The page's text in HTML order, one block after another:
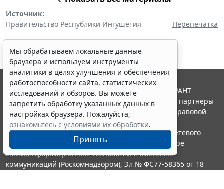
Источник:
Правительство Республики Ингушетия
Перепечатка
Мы обрабатываем локальные данные
браузера и используем инструменты
аналитики в целях улучшения и обеспечения
работоспособности сайта, статистических
исследований и обзоров. Вы можете
запретить обработку указанных данных в
настройках браузера. Пожалуйста,
ознакомьтесь с условиями их обработки.
Принять
© ООО "НПП "ГАРАНТ-СЕРВИС", 2026. Система ГАРАНТ
выпускается с 1990 года. Компания "Гарант" и ее партнеры
являются участниками Российской ассоциации правовой
информации ГАРАНТ.
Портал ГАРАНТ.РУ зарегистрирован в качестве сетевого
издания Федеральной службой по надзору в сфере
связи,информационных технологий и массовых
коммуникаций (Роскомнадзором), Эл № ФС77-58365 от 18